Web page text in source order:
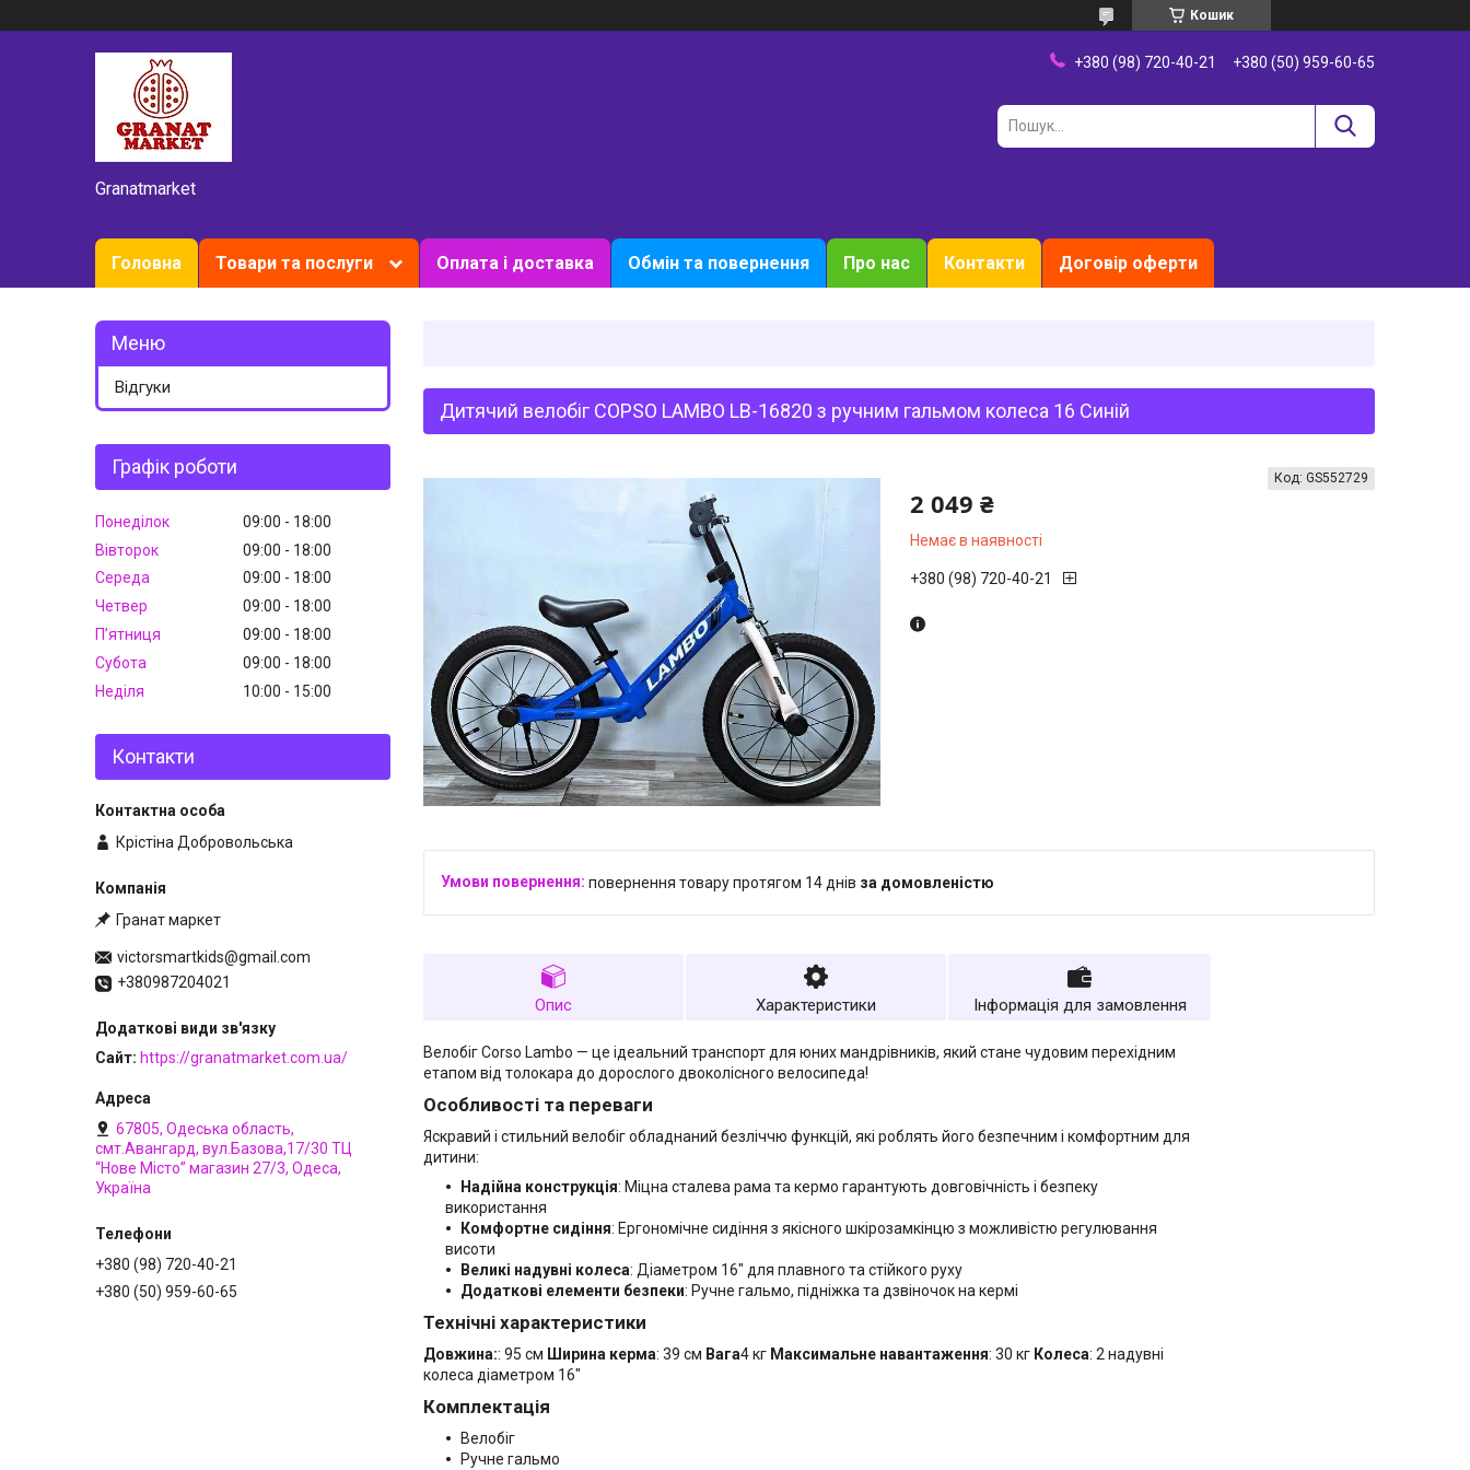
Кошик
Granatmarket
+380 (98) 720-40-21 +380 (50) 959-60-65
Головна Товари та послуги Оплата і доставка Обмін та повернення Про нас Контакти Договір оферти
Дитячий велобіг COPSO LAMBO LB-16820 з ручним гальмом колеса 16 Синій
2 049 ₴
Немає в наявності
Код: GS552729
+380 (98) 720-40-21
повернення товару протягом 14 днів за домовленістю
Опис Характеристики Інформація для замовлення
Велобіг Corso Lambo — це ідеальний транспорт для юних мандрівників, який стане чудовим перехідним
етапом від толокара до дорослого двоколісного велосипеда!
Особливості та переваги
Яскравий і стильний велобіг обладнаний безліччю функцій, які роблять його безпечним і комфортним для
дитини:
Надійна конструкція: Міцна сталева рама та кермо гарантують довговічність і безпеку
використання
Комфортне сидіння: Ергономічне сидіння з якісного шкірозамкінцю з можливістю регулювання
висоти
Великі надувні колеса: Діаметром 16" для плавного та стійкого руху
Додаткові елементи безпеки: Ручне гальмо, підніжка та дзвіночок на кермі
Технічні характеристики
Довжина:: 95 см Ширина керма: 39 см Вага4 кг Максимальне навантаження: 30 кг Колеса: 2 надувні
колеса діаметром 16"
Комплектація
Велобіг
Ручне гальмо
Відгуки
Графік роботи
Понеділок 09:00
18:00
Вівторок
09:00
18:00
Середа
09:00
18:00
Четвер
09:00
18:00
Пʼятниця
09:00
18:00
Субота
09:00
18:00
Неділя
10:00 15:00
Контакти
Крістіна Добровольська
Гранат маркет
victorsmartkids@gmail.com
+380987204021
Сайт https://granatmarket.com.ua/
67805, Одеська область,
смт.Авангард, вул.Базова,17/30 ТЦ
“Нове Місто” магазин 27/3, Одеса,
Україна
+380 (98) 720-40-21
+380 (50) 959-60-65